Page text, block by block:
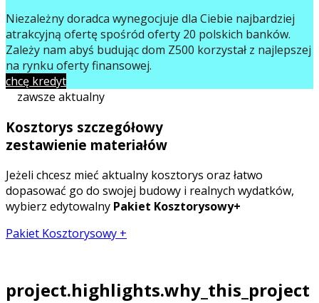
Niezależny doradca wynegocjuje dla Ciebie najbardziej
atrakcyjną ofertę spośród oferty 20 polskich banków.
Zależy nam abyś budując dom Z500 korzystał z najlepszej
na rynku oferty finansowej.
chcę kredyt
zawsze aktualny
Kosztorys szczegółowy
zestawienie materiałów
Jeżeli chcesz mieć aktualny kosztorys oraz łatwo
dopasować go do swojej budowy i realnych wydatków,
wybierz edytowalny Pakiet Kosztorysowy+
Pakiet Kosztorysowy +
project.highlights.why_this_project